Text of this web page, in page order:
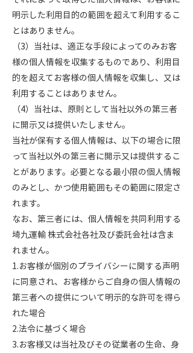
明示した利用目的の範囲を超えて利用するこ
とはありません。
（3）当社は、適正な手段によってのみお客
様の個人情報を収集するものであり、利用目
的を超えてお客様の個人情報を収集し、又は
利用することはありません。
（4）当社は、原則として当社以外の第三者
に開示又は提供いたしません。
当社が保有する個人情報は、以下の場合に限
って当社以外の第三者に開示又は提供するこ
とがあります。必要となる最小限の個人情報
のみとし、かつ使用範囲もその範囲に限定さ
れます。
なお、第三者には、個人情報を共同利用する
埼九運輸 株式会社各社及び委託会社は含ま
れません。
1.お客様が個別のプライバシーに関する声明
に同意され、お客様からご自身の個人情報の
第三者への提供について明示的な許可を得ら
れた場合
2.法令に基づく場合
3.お客様又は当社及びその従業者の生命、身